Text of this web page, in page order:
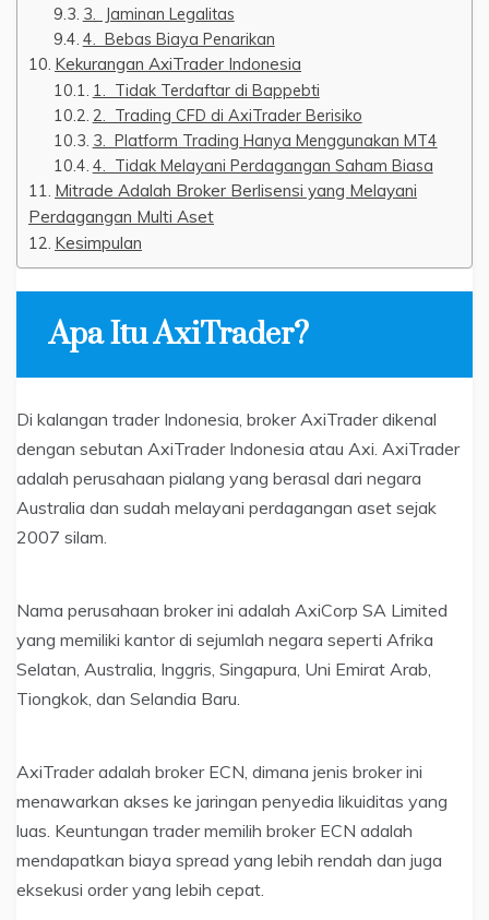
3. Jaminan Legalitas
4. Bebas Biaya Penarikan
Kekurangan AxiTrader Indonesia
1. Tidak Terdaftar di Bappebti
2. Trading CFD di AxiTrader Berisiko
3. Platform Trading Hanya Menggunakan MT4
4. Tidak Melayani Perdagangan Saham Biasa
Mitrade Adalah Broker Berlisensi yang Melayani
Perdagangan Multi Aset
Kesimpulan
Apa Itu AxiTrader?
Di kalangan trader Indonesia, broker AxiTrader dikenal
dengan sebutan AxiTrader Indonesia atau Axi. AxiTrader
adalah perusahaan pialang yang berasal dari negara
Australia dan sudah melayani perdagangan aset sejak
2007 silam.
Nama perusahaan broker ini adalah AxiCorp SA Limited
yang memiliki kantor di sejumlah negara seperti Afrika
Selatan, Australia, Inggris, Singapura, Uni Emirat Arab,
Tiongkok, dan Selandia Baru.
AxiTrader adalah broker ECN, dimana jenis broker ini
menawarkan akses ke jaringan penyedia likuiditas yang
luas. Keuntungan trader memilih broker ECN adalah
mendapatkan biaya spread yang lebih rendah dan juga
eksekusi order yang lebih cepat.